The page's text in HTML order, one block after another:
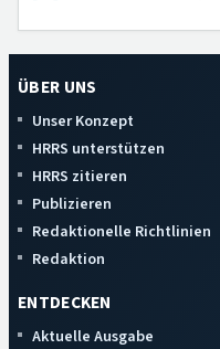
ÜBER UNS
Unser Konzept
HRRS unterstützen
HRRS zitieren
Publizieren
Redaktionelle Richtlinien
Redaktion
ENTDECKEN
Aktuelle Ausgabe